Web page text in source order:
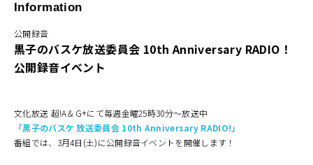
Information
公開録音
黒子のバスケ放送委員会 10th Anniversary RADIO！
公開録音イベント
文化放送 超!A＆G+にて毎週金曜25時30分～放送中
「黒子のバスケ 放送委員会 10th Anniversary RADIO!」
番組では、3月4日(土)に公開録音イベントを開催します！